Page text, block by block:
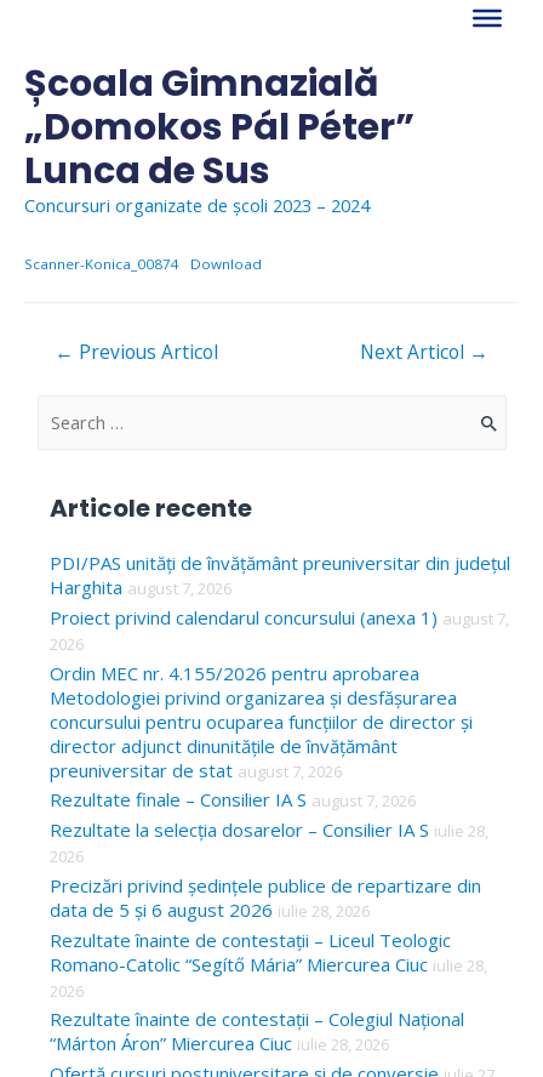
contentȘcoala Gimnazială
„Domokos Pál Péter”
Lunca de Sus
Concursuri organizate de școli 2023 – 2024
Scanner-Konica_00874 Download
Navigare
← Previous Articol Next Articol →
S
c
h
f
o
r
Articole recente
PDI/PAS unități de învățământ preuniversitar din județul
Harghita august 7, 2026
Proiect privind calendarul concursului (anexa 1) august 7,
2026
Ordin MEC nr. 4.155/2026 pentru aprobarea
Metodologiei privind organizarea și desfășurarea
concursului pentru ocuparea funcțiilor de director și
director adjunct dinunitățile de învățământ
preuniversitar de stat august 7, 2026
Rezultate finale – Consilier IA S august 7, 2026
Rezultate la selecția dosarelor – Consilier IA S iulie 28,
2026
Precizări privind ședințele publice de repartizare din
data de 5 și 6 august 2026 iulie 28, 2026
Rezultate înainte de contestații – Liceul Teologic
Romano-Catolic “Segítő Mária” Miercurea Ciuc iulie 28,
2026
Rezultate înainte de contestații – Colegiul Național
“Márton Áron” Miercurea Ciuc iulie 28, 2026